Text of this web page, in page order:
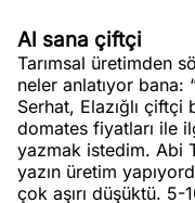
Al sana çiftçi
Tarımsal üretimden
neler anlatıyor bana:
Serhat, Elazığlı
domates fiyatları ile
yazmak istedim. Abi
yazın üretim
çok aşırı düşüktü. 5-